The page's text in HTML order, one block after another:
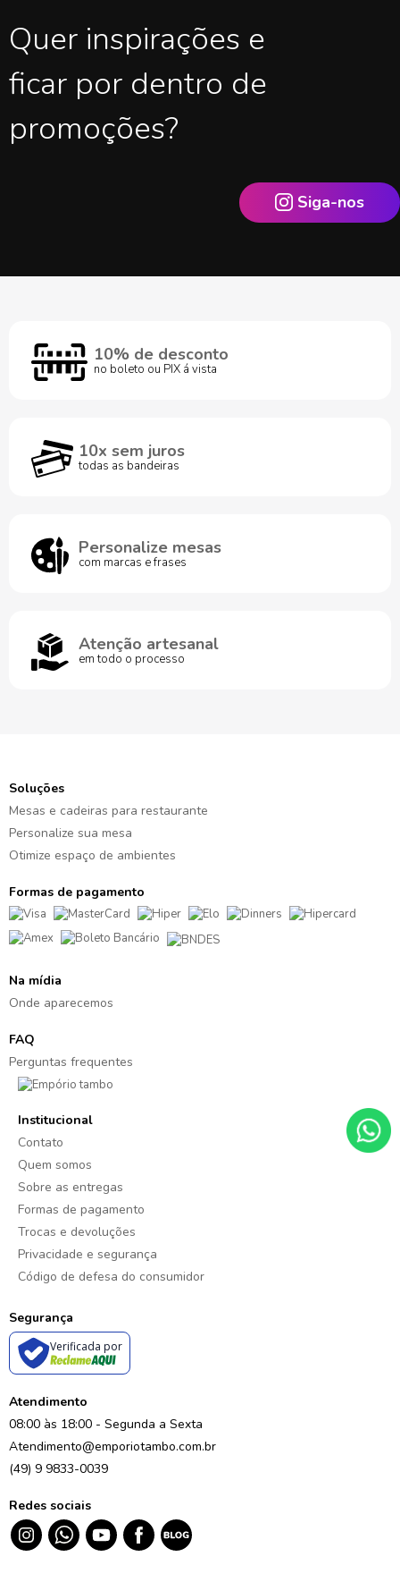
Quer inspirações e
ficar por dentro de
promoções?
Siga-nos
10% de desconto
no boleto ou PIX á vista
10x sem juros
todas as bandeiras
Personalize mesas
com marcas e frases
Atenção artesanal
em todo o processo
Soluções
Mesas e cadeiras para restaurante
Personalize sua mesa
Otimize espaço de ambientes
Formas de pagamento
Na mídia
Onde aparecemos
FAQ
Perguntas frequentes
Institucional
Contato
Quem somos
Sobre as entregas
Formas de pagamento
Trocas e devoluções
Privacidade e segurança
Código de defesa do consumidor
Segurança
Verificada por
Atendimento
08:00 às 18:00 - Segunda a Sexta
Atendimento@emporiotambo.com.br
(49) 9 9833-0039
Redes sociais